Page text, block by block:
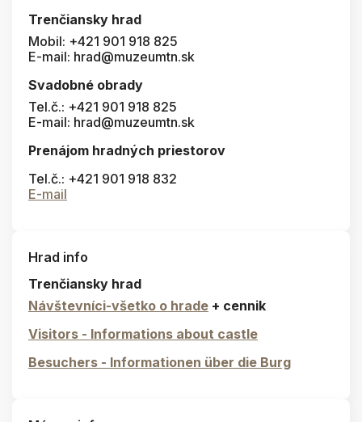
Trenčiansky hrad
Mobil: +421 901 918 825
E-mail: hrad@muzeumtn.sk
Svadobné obrady
Tel.č.: +421 901 918 825
E-mail: hrad@muzeumtn.sk
Prenájom hradných priestorov
Tel.č.: +421 901 918 832
E-mail
Hrad info
Trenčiansky hrad
Návštevníci-všetko o hrade + cennik
Visitors - Informations about castle
Besuchers - Informationen über die Burg